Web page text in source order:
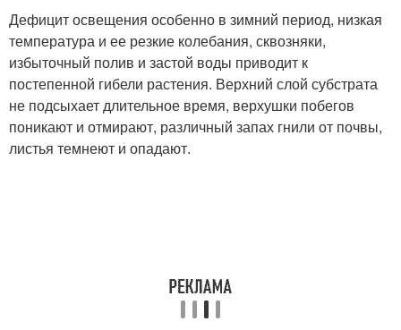
Дефицит освещения особенно в зимний период, низкая
температура и ее резкие колебания, сквозняки,
избыточный полив и застой воды приводит к
постепенной гибели растения. Верхний слой субстрата
не подсыхает длительное время, верхушки побегов
поникают и отмирают, различный запах гнили от почвы,
листья темнеют и опадают.